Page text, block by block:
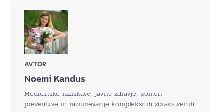
AVTOR
Noemi Kandus
Medicinske raziskave, javno zdravje, pomen
preventive in razumevanje kompleksnih zdravstvenih